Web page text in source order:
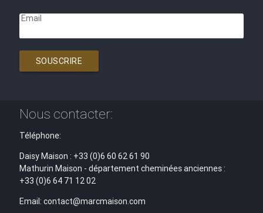
Email
SOUSCRIRE
Nous contacter:
Téléphone:
Daisy Maison : +33 (0)6 60 62 61 90
Mathurin Maison - département cheminées anciennes :
+33 (0)6 64 71 12 02
Email: contact@marcmaison.com